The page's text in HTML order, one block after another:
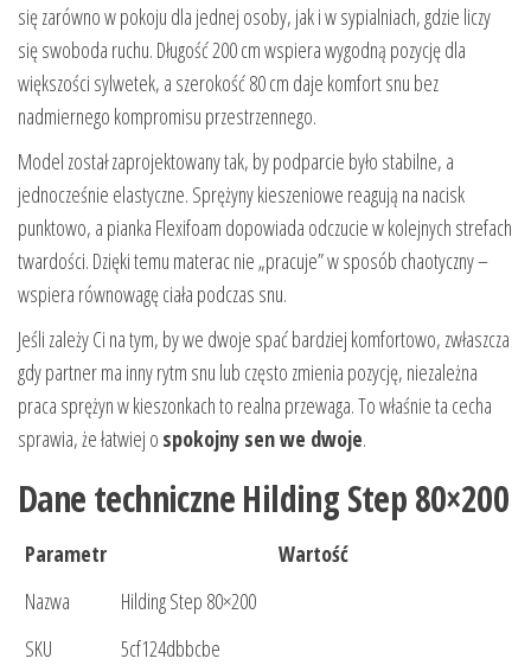
się zarówno w pokoju dla jednej osoby, jak i w sypialniach, gdzie liczy
się swoboda ruchu. Długość 200 cm wspiera wygodną pozycję dla
większości sylwetek, a szerokość 80 cm daje komfort snu bez
nadmiernego kompromisu przestrzennego.
Model został zaprojektowany tak, by podparcie było stabilne, a
jednocześnie elastyczne. Sprężyny kieszeniowe reagują na nacisk
punktowo, a pianka Flexifoam dopowiada odczucie w kolejnych strefach
twardości. Dzięki temu materac nie „pracuje” w sposób chaotyczny –
wspiera równowagę ciała podczas snu.
Jeśli zależy Ci na tym, by we dwoje spać bardziej komfortowo, zwłaszcza
gdy partner ma inny rytm snu lub często zmienia pozycję, niezależna
praca sprężyn w kieszonkach to realna przewaga. To właśnie ta cecha
sprawia, że łatwiej o spokojny sen we dwoje.
Dane techniczne Hilding Step 80×200
Parametr
Wartość
Nazwa
Hilding Step 80×200
SKU
5cf124dbbcbe